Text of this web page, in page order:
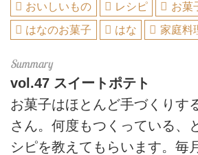
おいしいもの レシピ お菓
はなのお菓子
はな 家庭料
vol.47 スイートポテト
お菓子はほとんど手づくりす
さん。何度もつくっている、
シピを教えてもらいます。毎